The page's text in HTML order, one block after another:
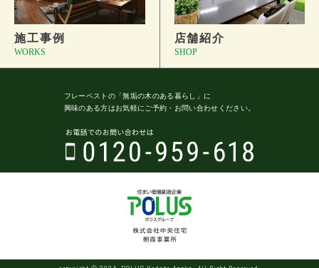
施工事例
WORKS
店舗紹介
SHOP
フレーベストの 「無垢の木のある暮らし」に
興味のある方はお気軽にご予約・ お問い合わせください。